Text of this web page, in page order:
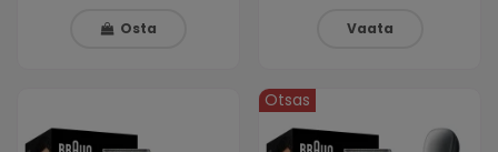
Osta Vaata
Otsas